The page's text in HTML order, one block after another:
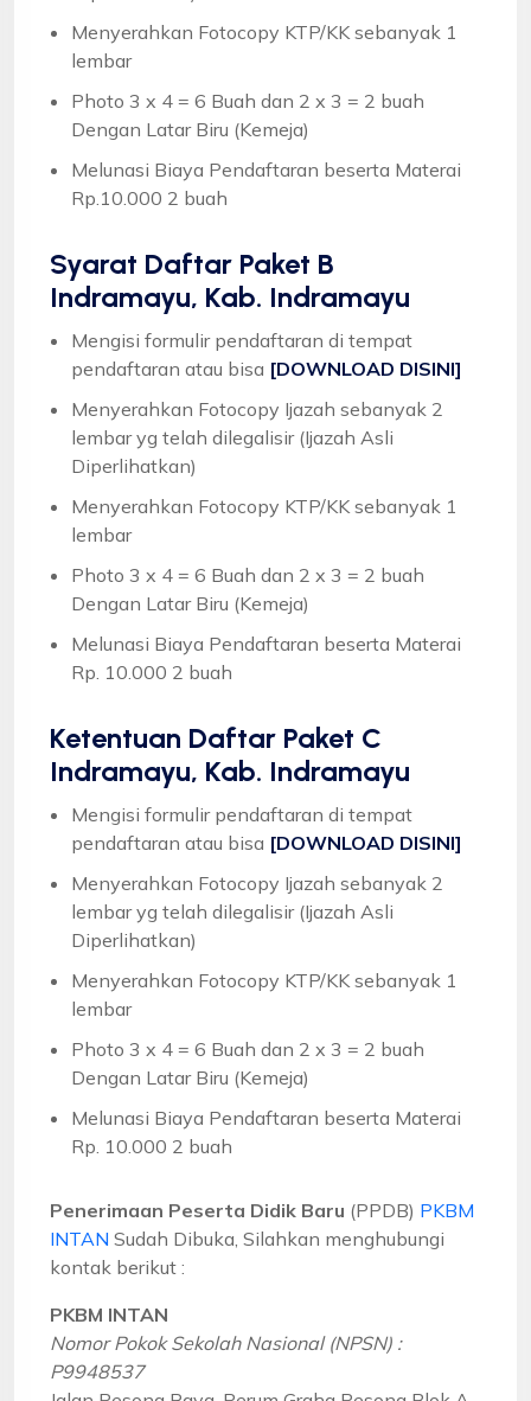
Menyerahkan Fotocopy KTP/KK sebanyak 1
lembar
Photo 3 x 4 = 6 Buah dan 2 x 3 = 2 buah
Dengan Latar Biru (Kemeja)
Melunasi Biaya Pendaftaran beserta Materai
Rp.10.000 2 buah
Syarat Daftar Paket B
Indramayu, Kab. Indramayu
Mengisi formulir pendaftaran di tempat
pendaftaran atau bisa [DOWNLOAD DISINI]
Menyerahkan Fotocopy Ijazah sebanyak 2
lembar yg telah dilegalisir (Ijazah Asli
Diperlihatkan)
Menyerahkan Fotocopy KTP/KK sebanyak 1
lembar
Photo 3 x 4 = 6 Buah dan 2 x 3 = 2 buah
Dengan Latar Biru (Kemeja)
Melunasi Biaya Pendaftaran beserta Materai
Rp. 10.000 2 buah
Ketentuan Daftar Paket C
Indramayu, Kab. Indramayu
Mengisi formulir pendaftaran di tempat
pendaftaran atau bisa [DOWNLOAD DISINI]
Menyerahkan Fotocopy Ijazah sebanyak 2
lembar yg telah dilegalisir (Ijazah Asli
Diperlihatkan)
Menyerahkan Fotocopy KTP/KK sebanyak 1
lembar
Photo 3 x 4 = 6 Buah dan 2 x 3 = 2 buah
Dengan Latar Biru (Kemeja)
Melunasi Biaya Pendaftaran beserta Materai
Rp. 10.000 2 buah
Penerimaan Peserta Didik Baru (PPDB) PKBM
INTAN Sudah Dibuka, Silahkan menghubungi
kontak berikut :
PKBM INTAN
Nomor Pokok Sekolah Nasional (NPSN) :
P9948537